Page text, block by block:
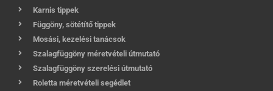
Karnis tippek
Függöny, sötétítő tippek
Mosási, kezelési tanácsok
Szalagfüggöny méretvételi útmutató
Szalagfüggöny szerelési útmutató
Roletta méretvételi segédlet